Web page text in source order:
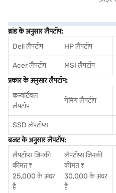
ब्रांड के अनुसार लैपटॉप:
Dell लैपटॉप
HP लैपटॉप
Acer लैपटॉप MSI लैपटॉप
प्रकार के अनुसार लैपटॉप:
कन्वर्टिबल
लैपटॉप
गेमिंग लैपटॉप
SSD लैपटॉप्स
बजट के अनुसार लैपटॉप:
लैपटॉप्स जिनकी
कीमत ₹
25,000 के अंदर
है
लैपटॉप्स जिनकी
कीमत ₹
30,000 के अंदर
है